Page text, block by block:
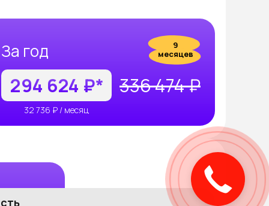
За год
9
месяцев
294 624 ₽* 336 474 ₽
32 736 ₽ / месяц
Закажите
звонок